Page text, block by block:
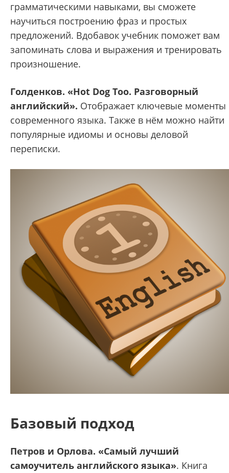
грамматическими навыками, вы сможете
научиться построению фраз и простых
предложений. Вдобавок учебник поможет вам
запоминать слова и выражения и тренировать
произношение.
Голденков. «Hot Dog Too. Разговорный
английский». Отображает ключевые моменты
современного языка. Также в нём можно найти
популярные идиомы и основы деловой
переписки.
Базовый подход
Петров и Орлова. «Самый лучший
самоучитель английского языка». Книга